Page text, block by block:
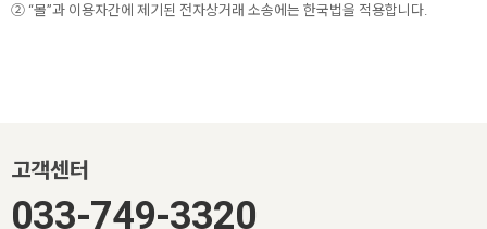
② “몰”과 이용자간에 제기된 전자상거래 소송에는 한국법을 적용합니다.
고객센터
033-749-3320